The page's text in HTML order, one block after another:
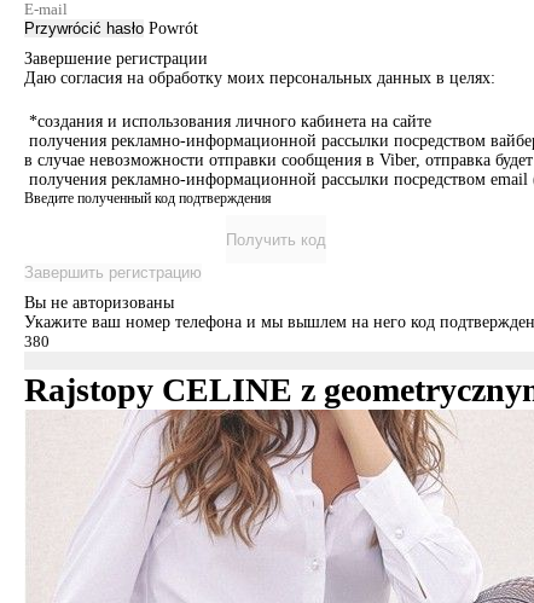
Przywrócić hasło Powrót
Завершение регистрации
Даю согласия на обработку моих персональных данных в целях:
*создания и использования личного кабинета на сайте
получения рекламно-информационной рассылки посредством
в случае невозможности отправки сообщения в Viber, отправка
получения рекламно-информационной рассылки посредством
Введите полученный код подтверждения
Получить код
Завершить регистрацию
Вы не авторизованы
Укажите ваш номер телефона и мы вышлем на него код
Rajstopy CELINE z